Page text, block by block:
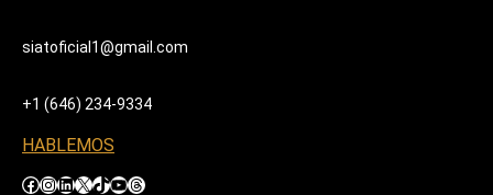
siatoficial1@gmail.com
+1 (646) 234-9334
HABLEMOS
Facebook InstagramLinkedIn X TikTok YouTube Threads